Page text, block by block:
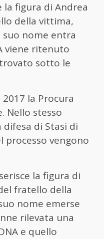
la figura di Andrea
della vittima,
suo nome entra
viene ritenuto
sotto le
la Procura
Nello stesso
di Stasi di
processo vengono
la figura di
fratello della
nome emerse
rilevata una
e quello